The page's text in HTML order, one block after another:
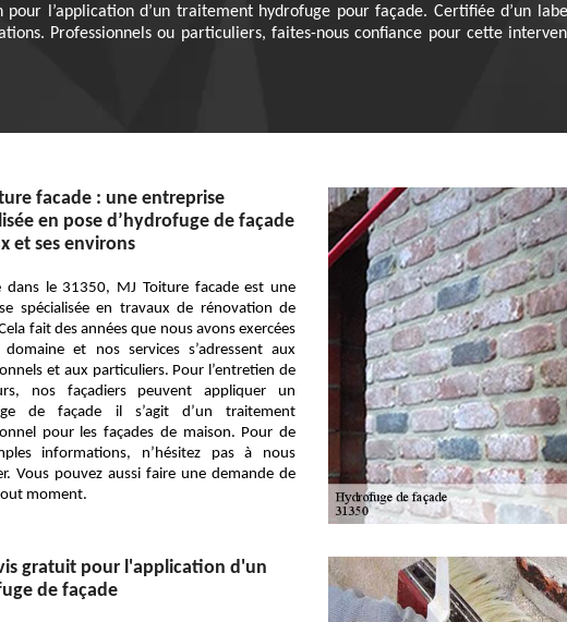
l’application d’un traitement hydrofuge pour façade. Certifiée d’un
Professionnels ou particuliers, faites-nous confiance pour cette
facade : une entreprise
en pose d’hydrofuge de façade
et ses environs
dans le 31350, MJ Toiture facade est une
spécialisée en travaux de rénovation de
fait des années que nous avons exercées
et nos services s’adressent aux
et aux particuliers. Pour l’entretien de
nos façadiers peuvent appliquer un
de façade il s’agit d’un traitement
pour les façades de maison. Pour de
informations, n’hésitez pas à nous
Vous pouvez aussi faire une demande de
moment.
gratuit pour l'application d'un
de façade